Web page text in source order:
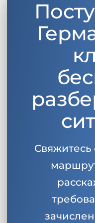
Наши
КОНСУЛЬТАЦИЯ!
Беларусь
Другая страна
ЗАПИСАТЬСЯ НА